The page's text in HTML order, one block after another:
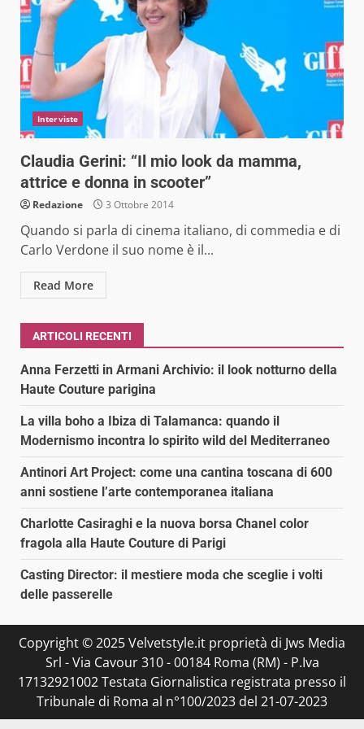
Interviste
Claudia Gerini: “Il mio look da mamma,
attrice e donna in scooter”
Redazione 3 Ottobre 2014
Quando si parla di cinema italiano, di commedia e di
Carlo Verdone il suo nome è il...
Read More
ARTICOLI RECENTI
Anna Ferzetti in Armani Archivio: il look notturno della
Haute Couture parigina
La villa boho a Ibiza di Talamanca: quando il
Modernismo incontra lo spirito wild del Mediterraneo
Antinori Art Project: come una cantina toscana di 600
anni sostiene l’arte contemporanea italiana
Charlotte Casiraghi e la nuova borsa Chanel color
fragola alla Haute Couture di Parigi
Casting Director: il mestiere moda che sceglie i volti
delle passerelle
Copyright © 2025 Velvetstyle.it proprietà di Jws Media
Srl - Via Cavour 310 - 00184 Roma (RM) - P.Iva
17132921002 Testata Giornalistica registrata presso il
Tribunale di Roma al n°100/2023 del 21-07-2023